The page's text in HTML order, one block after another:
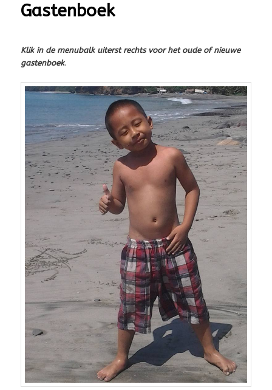
Gastenboek
Klik in de menubalk uiterst rechts voor het oude of nieuwe
gastenboek.